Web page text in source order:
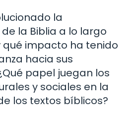
la
la Biblia a lo largo
qué impacto ha tenido
hacia sus
papel juegan los
y sociales en la
los textos bíblicos?